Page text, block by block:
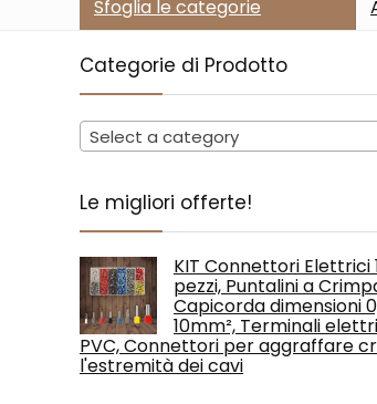
Sfoglia le categorie
Categorie di Prodotto
Select a category
Le migliori offerte!
KIT Connettori Elettrici
pezzi, Puntalini a
Capicorda dimensioni
10mm², Terminali
PVC, Connettori per aggraffare
l'estremità dei cavi